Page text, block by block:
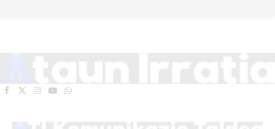
Facebook
X
Instagram
YouTubeWhatsApp